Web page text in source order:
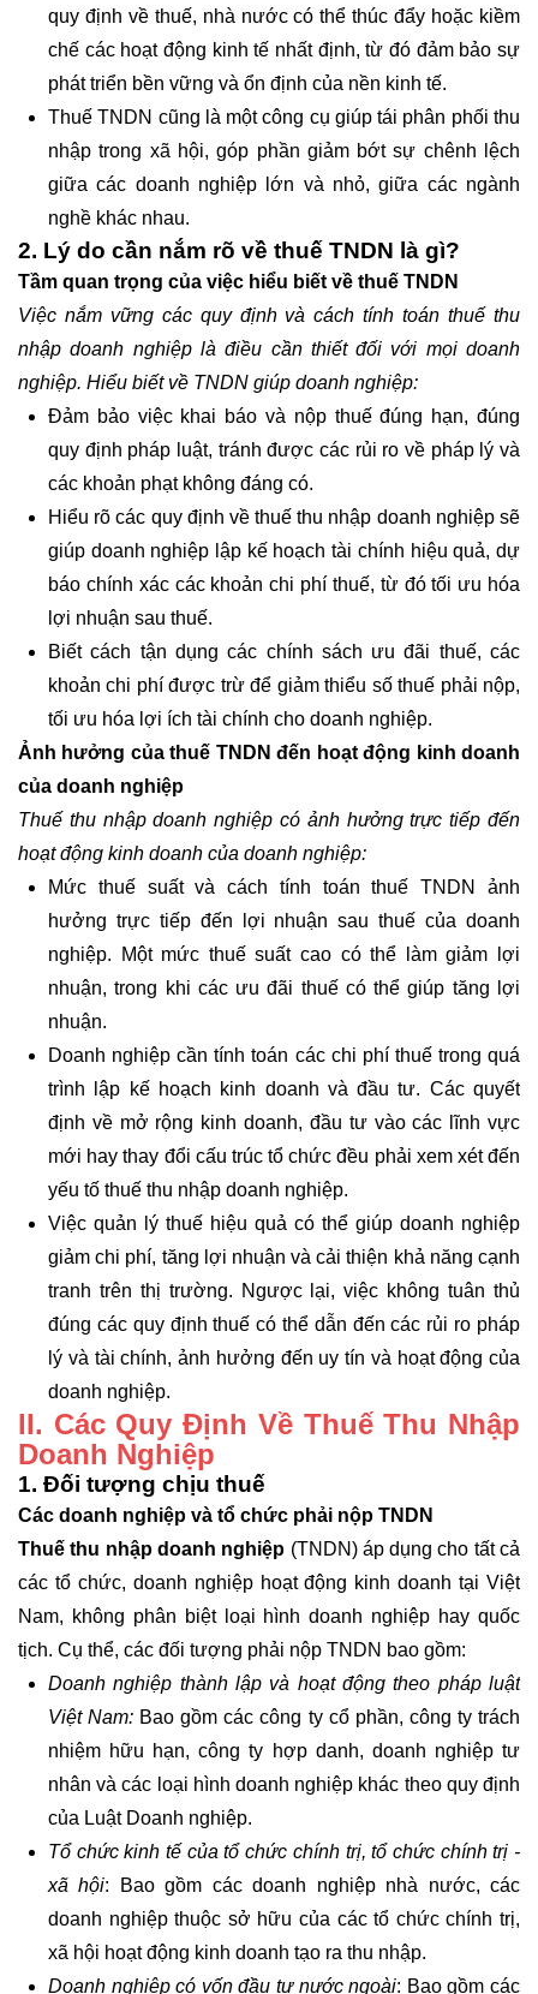
quy định về thuế, nhà nước có thể thúc đẩy hoặc kiềm
chế các hoạt động kinh tế nhất định, từ đó đảm bảo sự
phát triển bền vững và ổn định của nền kinh tế.
Thuế TNDN cũng là một công cụ giúp tái phân phối thu
nhập trong xã hội, góp phần giảm bớt sự chênh lệch
giữa các doanh nghiệp lớn và nhỏ, giữa các ngành
nghề khác nhau.
2. Lý do cần nắm rõ về thuế TNDN là gì?
Tầm quan trọng của việc hiểu biết về thuế TNDN
Việc nắm vững các quy định và cách tính toán thuế thu
nhập doanh nghiệp là điều cần thiết đối với mọi doanh
nghiệp. Hiểu biết về TNDN giúp doanh nghiệp:
Đảm bảo việc khai báo và nộp thuế đúng hạn, đúng
quy định pháp luật, tránh được các rủi ro về pháp lý và
các khoản phạt không đáng có.
Hiểu rõ các quy định về thuế thu nhập doanh nghiệp sẽ
giúp doanh nghiệp lập kế hoạch tài chính hiệu quả, dự
báo chính xác các khoản chi phí thuế, từ đó tối ưu hóa
lợi nhuận sau thuế.
Biết cách tận dụng các chính sách ưu đãi thuế, các
khoản chi phí được trừ để giảm thiểu số thuế phải nộp,
tối ưu hóa lợi ích tài chính cho doanh nghiệp.
Ảnh hưởng của thuế TNDN đến hoạt động kinh doanh
của doanh nghiệp
Thuế thu nhập doanh nghiệp có ảnh hưởng trực tiếp đến
hoạt động kinh doanh của doanh nghiệp:
Mức thuế suất và cách tính toán thuế TNDN ảnh
hưởng trực tiếp đến lợi nhuận sau thuế của doanh
nghiệp. Một mức thuế suất cao có thể làm giảm lợi
nhuận, trong khi các ưu đãi thuế có thể giúp tăng lợi
nhuận.
Doanh nghiệp cần tính toán các chi phí thuế trong quá
trình lập kế hoạch kinh doanh và đầu tư. Các quyết
định về mở rộng kinh doanh, đầu tư vào các lĩnh vực
mới hay thay đổi cấu trúc tổ chức đều phải xem xét đến
yếu tố thuế thu nhập doanh nghiệp.
Việc quản lý thuế hiệu quả có thể giúp doanh nghiệp
giảm chi phí, tăng lợi nhuận và cải thiện khả năng cạnh
tranh trên thị trường. Ngược lại, việc không tuân thủ
đúng các quy định thuế có thể dẫn đến các rủi ro pháp
lý và tài chính, ảnh hưởng đến uy tín và hoạt động của
doanh nghiệp.
II. Các Quy Định Về Thuế Thu Nhập
Doanh Nghiệp
1. Đối tượng chịu thuế
Các doanh nghiệp và tổ chức phải nộp TNDN
Thuế thu nhập doanh nghiệp (TNDN) áp dụng cho tất cả
các tổ chức, doanh nghiệp hoạt động kinh doanh tại Việt
Nam, không phân biệt loại hình doanh nghiệp hay quốc
tịch. Cụ thể, các đối tượng phải nộp TNDN bao gồm:
Doanh nghiệp thành lập và hoạt động theo pháp luật
Việt Nam: Bao gồm các công ty cổ phần, công ty trách
nhiệm hữu hạn, công ty hợp danh, doanh nghiệp tư
nhân và các loại hình doanh nghiệp khác theo quy định
của Luật Doanh nghiệp.
Tổ chức kinh tế của tổ chức chính trị, tổ chức chính trị -
xã hội: Bao gồm các doanh nghiệp nhà nước, các
doanh nghiệp thuộc sở hữu của các tổ chức chính trị,
xã hội hoạt động kinh doanh tạo ra thu nhập.
Doanh nghiệp có vốn đầu tư nước ngoài: Bao gồm các